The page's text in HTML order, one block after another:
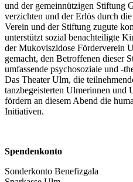
und der gemeinnützigen Stiftung
verzichten und der Erlös durch
Verein und der Stiftung zugute
unterstützt sozial benachteiligte
der Mukoviszidose Förderverein
gemacht, den Betroffenen dieser
umfassende psychosoziale und -
Das Theater Ulm, die
tanzbegeisterten Ulmerinnen und
fördern an diesem Abend die
Initiativen.
Spendenkonto
Sonderkonto Benefizgala